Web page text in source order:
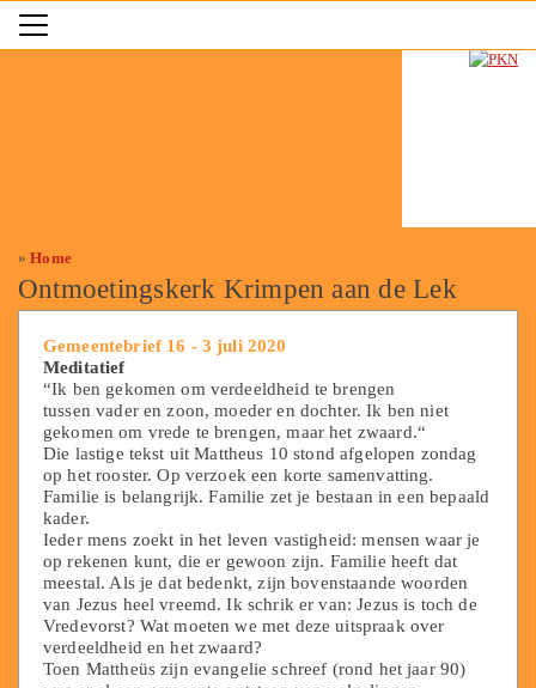
»Home
Ontmoetingskerk Krimpen aan de Lek
Gemeentebrief 16 - 3 juli 2020
Meditatief
“Ik ben gekomen om verdeeldheid te brengen
tussen vader en zoon, moeder en dochter. Ik ben niet
gekomen om vrede te brengen, maar het zwaard.“
Die lastige tekst uit Mattheus 10 stond afgelopen zondag
op het rooster. Op verzoek een korte samenvatting.
Familie is belangrijk. Familie zet je bestaan in een bepaald
kader.
Ieder mens zoekt in het leven vastigheid: mensen waar je
op rekenen kunt, die er gewoon zijn. Familie heeft dat
meestal. Als je dat bedenkt, zijn bovenstaande woorden
van Jezus heel vreemd. Ik schrik er van: Jezus is toch de
Vredevorst? Wat moeten we met deze uitspraak over
verdeeldheid en het zwaard?
Toen Mattheüs zijn evangelie schreef (rond het jaar 90)